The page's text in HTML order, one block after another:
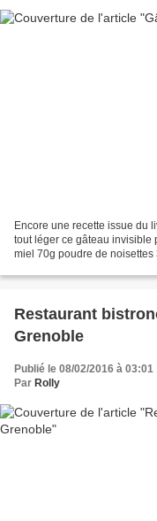
Encore une recette issue du
tout léger ce gâteau invisible
miel 70g poudre de noisettes
Restaurant
Grenoble
Publié le 08/02/2016 à 03:01
Par Rolly